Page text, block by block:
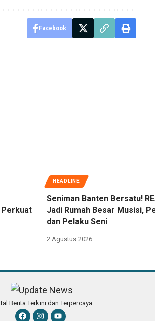
Facebook
Perkuat
HEADLINE
Seniman Banten Bersatu!
Jadi Rumah Besar Musisi,
dan Pelaku Seni
2 Agustus 2026
Berita Terkini dan Terpercaya